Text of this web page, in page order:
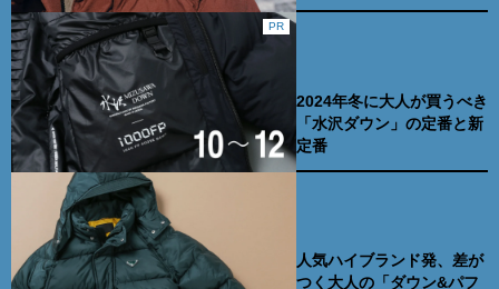
PR
2024年冬に大人が買うべき
「水沢ダウン」の定番と新
定番
人気ハイブランド発、差が
つく大人の「ダウン&パフ